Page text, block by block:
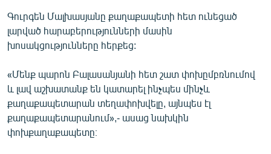
ՀԵՏԵՎԵՔ ՄԵԶ
«Ազատության» բոլոր կայքերը
Գուրգեն Մալխասյանը քաղաքապետի հետ ունեցած
լարված հարաբերությունների մասին
խոսակցությունները հերքեց:
«Մենք պարոն Բալասանյանի հետ շատ փոխըմբռնումով
և լավ աշխատանք են կատարել ինչպես մինչև
քաղաքապետարան տեղափոխվելը, այնպես էլ
քաղաքապետարանում»,- ասաց նախկին
փոխքաղաքապետը։